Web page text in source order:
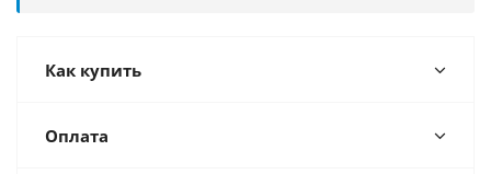
Как купить
Оплата